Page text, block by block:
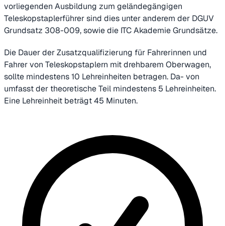
vorliegenden Ausbildung zum geländegängigen
Teleskopstaplerführer sind dies unter anderem der DGUV
Grundsatz 308-009, sowie die ITC Akademie Grundsätze.
Die Dauer der Zusatzqualifizierung für Fahrerinnen und
Fahrer von Teleskopstaplern mit drehbarem Oberwagen,
sollte mindestens 10 Lehreinheiten betragen. Da- von
umfasst der theoretische Teil mindestens 5 Lehreinheiten.
Eine Lehreinheit beträgt 45 Minuten.